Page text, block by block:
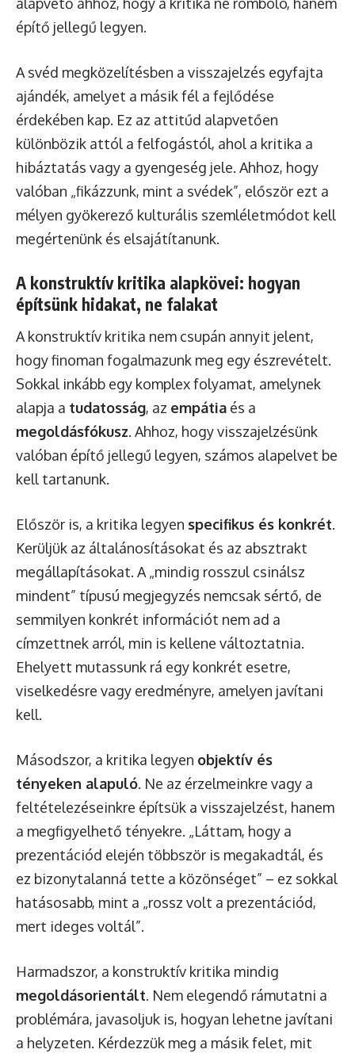
építő jellegű legyen.
A svéd megközelítésben a visszajelzés egyfajta
ajándék, amelyet a másik fél a fejlődése
érdekében kap. Ez az attitűd alapvetően
különbözik attól a felfogástól, ahol a kritika a
hibáztatás vagy a gyengeség jele. Ahhoz, hogy
valóban „fikázzunk, mint a svédek”, először ezt a
mélyen gyökerező kulturális szemléletmódot kell
megértenünk és elsajátítanunk.
A konstruktív kritika alapkövei: hogyan
építsünk hidakat, ne falakat
A konstruktív kritika nem csupán annyit jelent,
hogy finoman fogalmazunk meg egy észrevételt.
Sokkal inkább egy komplex folyamat, amelynek
alapja a tudatosság, az empátia és a
megoldásfókusz. Ahhoz, hogy visszajelzésünk
valóban építő jellegű legyen, számos alapelvet be
kell tartanunk.
Először is, a kritika legyen specifikus és konkrét.
Kerüljük az általánosításokat és az absztrakt
megállapításokat. A „mindig rosszul csinálsz
mindent” típusú megjegyzés nemcsak sértő, de
semmilyen konkrét információt nem ad a
címzettnek arról, min is kellene változtatnia.
Ehelyett mutassunk rá egy konkrét esetre,
viselkedésre vagy eredményre, amelyen javítani
kell.
Másodszor, a kritika legyen objektív és
tényeken alapuló. Ne az érzelmeinkre vagy a
feltételezéseinkre építsük a visszajelzést, hanem
a megfigyelhető tényekre. „Láttam, hogy a
prezentációd elején többször is megakadtál, és
ez bizonytalanná tette a közönséget” – ez sokkal
hatásosabb, mint a „rossz volt a prezentációd,
mert ideges voltál”.
Harmadszor, a konstruktív kritika mindig
megoldásorientált. Nem elegendő rámutatni a
problémára, javasoljuk is, hogyan lehetne javítani
a helyzeten. Kérdezzük meg a másik felet, mit